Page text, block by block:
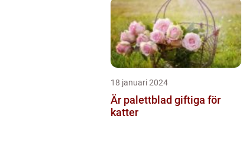
18 januari 2024
Är palettblad giftiga för
katter